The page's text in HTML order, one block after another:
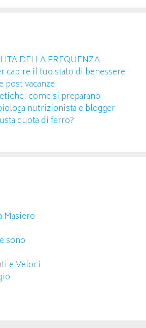
DELLA FREQUENZA
capire il tuo stato di benessere
post vacanze
come si preparano
nutrizionista e blogger
quota di ferro?
Masiero
sono
e Veloci